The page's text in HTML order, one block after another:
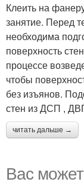
Клеить на
занятие. Перед
необходима
поверхность
процессе
чтобы
без изъянов.
стен из ДСП ,
читать дальше →
Вас